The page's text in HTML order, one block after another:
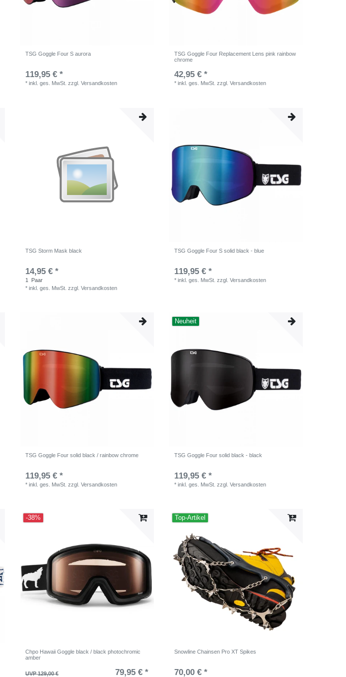
TSG Goggle Four S aurora
119,95 € *
*inkl. ges. MwSt. zzgl.Versandkosten
TSG Goggle Four Replacement Lens pink rainbow
chrome
42,95 € *
*inkl. ges. MwSt. zzgl.Versandkosten
TSG Storm Mask black
14,95 € *
1
Paar
*inkl. ges. MwSt. zzgl.Versandkosten
TSG Goggle Four S solid black - blue
119,95 € *
*inkl. ges. MwSt. zzgl.Versandkosten
TSG Goggle Four solid black / rainbow chrome
119,95 € *
*inkl. ges. MwSt. zzgl.Versandkosten
Neuheit
TSG Goggle Four solid black - black
119,95 € *
*inkl. ges. MwSt. zzgl.Versandkosten
-38%
Chpo Hawaii Goggle black / black photochromic
amber
UVP 129,00 € 79,95 € *
Top-Artikel
Snowline Chainsen Pro XT Spikes
70,00 € *